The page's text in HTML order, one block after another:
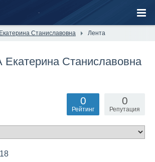
Станиславовна Лента
Станиславовна
0
Репутация
0
Рейтинг